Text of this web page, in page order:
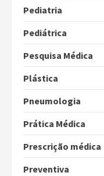
Pediatria
Pediátrica
Pesquisa Médica
Plástica
Pneumologia
Prática Médica
Prescrição médica
Preventiva